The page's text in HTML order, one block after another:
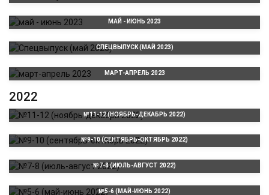
МАЙ - ИЮНЬ 2023
СПЕЦВЫПУСК (МАЙ 2023)
МАРТ-АПРЕЛЬ 2023
2022
№11-12 (НОЯБРЬ-ДЕКАБРЬ 2022)
№9-10 (СЕНТЯБРЬ-ОКТЯБРЬ 2022)
№7-8 (ИЮЛЬ-АВГУСТ 2022)
№5-6 (МАЙ-ИЮНЬ 2022)